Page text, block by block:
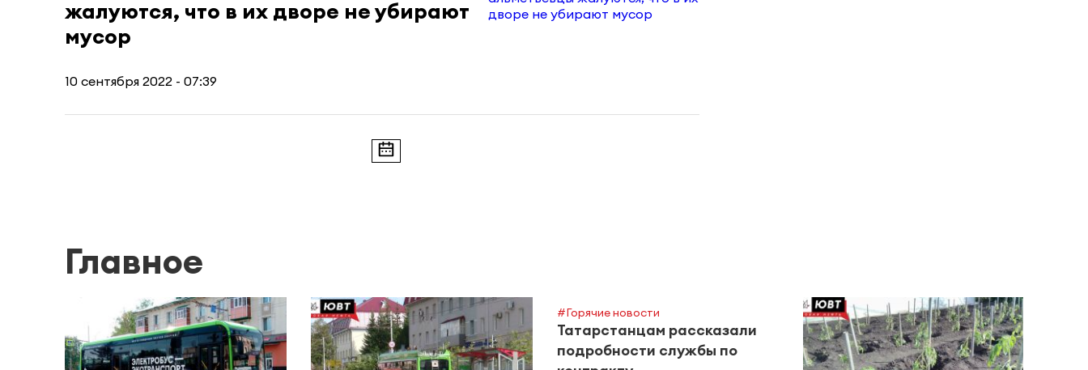
жалуются, что в их дворе не убирают
мусор
10 сентября 2022 - 07:39
Главное
#Горячие новости
Татарстанцам рассказали
подробности службы по